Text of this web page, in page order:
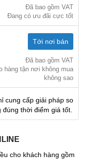
Đã bao gồm VAT
Đang có ưu đãi cực tốt
Tới nơi bán
Đã bao gồm VAT
hàng tận nơi không mua
không sao
cung cấp giải pháp so
đúng thời điểm giá tốt.
cho khách hàng gồm